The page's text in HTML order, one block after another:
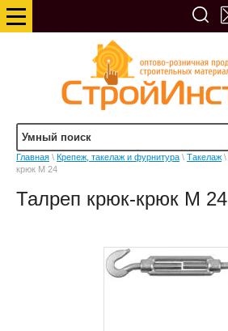
Главная \ Крепеж, такелаж и фурнитура \ Такелаж \
крюк М 24
Талреп крюк-крюк М 24